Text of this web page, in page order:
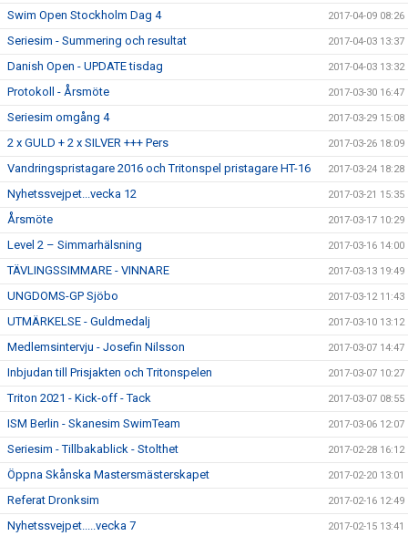
Swim Open Stockholm Dag 4 2017-04-09 08:26
Seriesim - Summering och resultat 2017-04-03 13:37
Danish Open - UPDATE tisdag 2017-04-03 13:32
Protokoll - Årsmöte 2017-03-30 16:47
Seriesim omgång 4 2017-03-29 15:08
2 x GULD + 2 x SILVER +++ Pers 2017-03-26 18:09
Vandringspristagare 2016 och Tritonspel pristagare HT-16 2017-03-24 18:28
Nyhetssvejpet...vecka 12 2017-03-21 15:35
Årsmöte 2017-03-17 10:29
Level 2 – Simmarhälsning 2017-03-16 14:00
TÄVLINGSSIMMARE - VINNARE 2017-03-13 19:49
UNGDOMS-GP Sjöbo 2017-03-12 11:43
UTMÄRKELSE - Guldmedalj 2017-03-10 13:12
Medlemsintervju - Josefin Nilsson 2017-03-07 14:47
Inbjudan till Prisjakten och Tritonspelen 2017-03-07 10:27
Triton 2021 - Kick-off - Tack 2017-03-07 08:55
ISM Berlin - Skanesim SwimTeam 2017-03-06 12:07
Seriesim - Tillbakablick - Stolthet 2017-02-28 16:12
Öppna Skånska Mastersmästerskapet 2017-02-20 13:01
Referat Dronksim 2017-02-16 12:49
Nyhetssvejpet.....vecka 7 2017-02-15 13:41